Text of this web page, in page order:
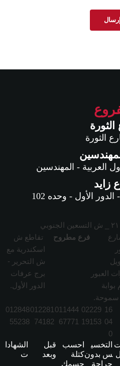
الثورة
العربية - المهندسين
زايد
الأول - وحده 102
شارع
العبور
بوابة
سموحة.
فرع مطروح
تقاطع ش
اسكندرية مع
ش التحرير -
برج عرفات
الدور الأول.
16
04
0
02229
19153
011444
67771
012281
74182
012848
55238
التخسي
س بدون
جراحة
احسب
كتلة
جسمك
قبل
وبعد
الشهادا
ت